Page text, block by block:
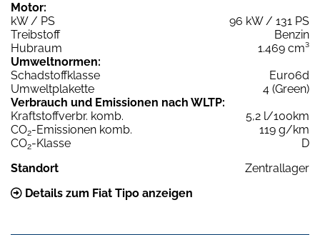
Motor:
kW / PS
96 kW / 131 PS
Treibstoff
Benzin
Hubraum
1.469 cm³
Umweltnormen:
Schadstoffklasse
Euro6d
Umweltplakette
4 (Green)
Verbrauch und Emissionen nach WLTP:
Kraftstoffverbr. komb.
5,2 l/100km
CO2-Emissionen komb.
119 g/km
CO2-Klasse
D
Standort
Zentrallager
Details zum Fiat Tipo anzeigen